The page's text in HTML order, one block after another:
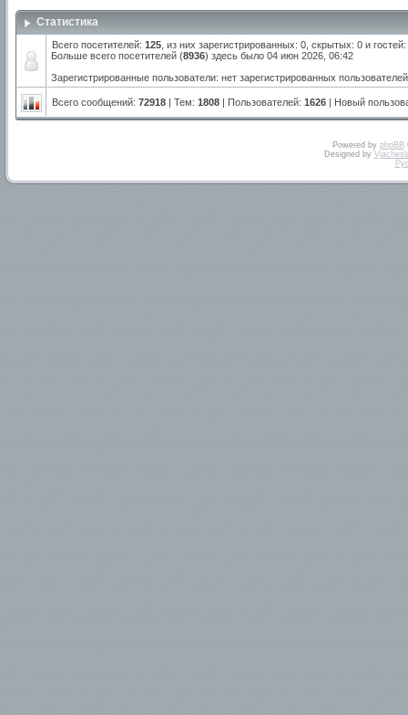
Статистика
Всего посетителей: 125 , из них зарегистрированных: 0, скрытых: 0 и
Больше всего посетителей (8936) здесь было 04 июн 2026, 06:42
Зарегистрированные пользователи: нет зарегистрированных пользователей
Всего сообщений: 72918 | Тем: 1808 | Пользователей: 1626 | Новый
Powered by phpBB
Designed by